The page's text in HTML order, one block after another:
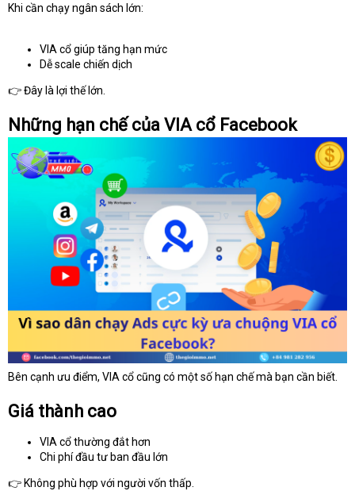
Khi cần chạy ngân sách lớn:
VIA cổ giúp tăng hạn mức
Dễ scale chiến dịch
👉 Đây là lợi thế lớn.
Những hạn chế của VIA cổ Facebook
Bên cạnh ưu điểm, VIA cổ cũng có một số hạn chế mà bạn cần biết.
Giá thành cao
VIA cổ thường đắt hơn
Chi phí đầu tư ban đầu lớn
👉 Không phù hợp với người vốn thấp.